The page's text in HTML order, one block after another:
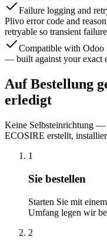
Failure logging and
Plivo error code and
retryable so transient
Compatible with Odoo
— built against your exact
Auf Bestellung
erledigt
Keine Selbsteinrichtung —
ECOSIRE erstellt,
1
Sie bestellen
Starten Sie mit
Umfang legen wir
2